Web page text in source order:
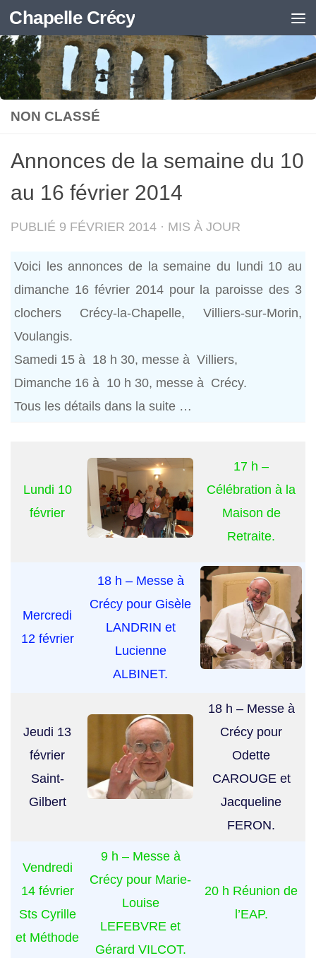
Skip to content
Chapelle Crécy
NON CLASSÉ
Annonces de la semaine du 10
au 16 février 2014
PUBLIÉ 9 FÉVRIER 2014 · MIS À JOUR
Voici les annonces de la semaine du lundi 10 au
dimanche 16 février 2014 pour la paroisse des 3
clochers Crécy-la-Chapelle, Villiers-sur-Morin,
Voulangis.
Samedi 15 à 18 h 30, messe à Villiers,
Dimanche 16 à 10 h 30, messe à Crécy.
Tous les détails dans la suite …
Lundi 10
février
17 h –
Célébration à la
Maison de
Retraite.
Mercredi
12 février
18 h – Messe à
Crécy pour Gisèle
LANDRIN et
Lucienne
ALBINET.
Jeudi 13
février
Saint-
Gilbert
18 h – Messe à
Crécy pour
Odette
CAROUGE et
Jacqueline
FERON.
Vendredi
14 février
Sts Cyrille
et Méthode
9 h – Messe à
Crécy pour Marie-
Louise
LEFEBVRE et
Gérard VILCOT.
20 h Réunion de
l’EAP.